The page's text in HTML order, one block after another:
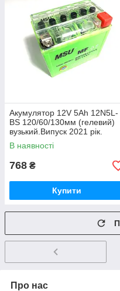
Акумулятор 12V 5Аһ 12N5L-
BS 120/60/130мм (гелевий)
вузький.Випуск 2021 рік.
В наявності
768 ₴
Купити
Про нас